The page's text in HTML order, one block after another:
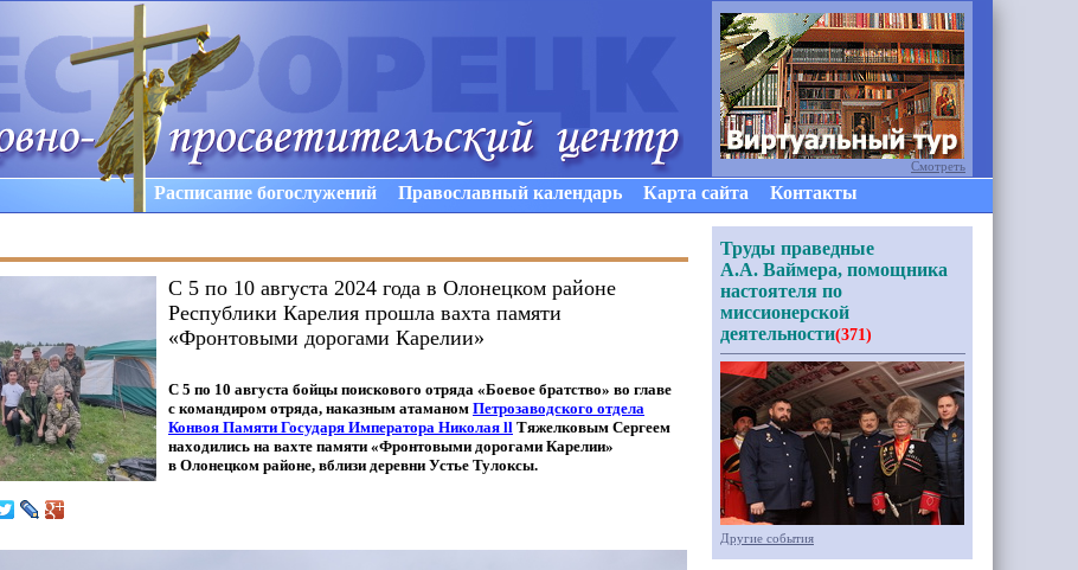
Расписание богослужений Православный календарь Карта сайта Контакты
С 5 по 10 августа 2024 года в Олонецком районе
Республики Карелия прошла вахта памяти
«Фронтовыми дорогами Карелии»
С 5 по 10 августа бойцы поискового отряда «Боевое братство» во главе
с командиром отряда, наказным атаманом Петрозаводского отдела
Конвоя Памяти Государя Императора Николая ll Тяжелковым Сергеем
находились на вахте памяти «Фронтовыми дорогами Карелии»
в Олонецком районе, вблизи деревни Устье Тулоксы.
Смотреть
Труды праведные
А.А. Ваймера, помощника
настоятеля по
миссионерской
деятельности(371)
Другие события